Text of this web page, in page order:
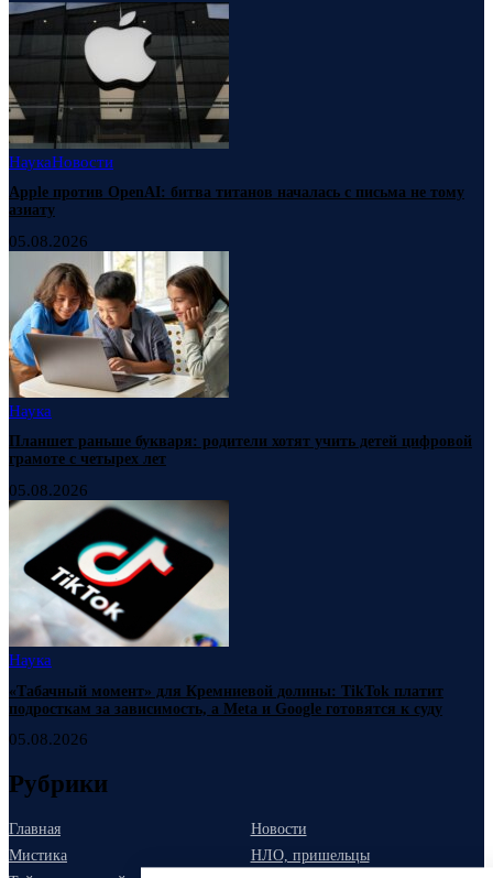
НаукаНовости
Apple против OpenAI: битва титанов началась с письма не тому
азиату
05.08.2026
Наука
Планшет раньше букваря: родители хотят учить детей цифровой
грамоте с четырех лет
05.08.2026
Наука
«Табачный момент» для Кремниевой долины: TikTok платит
подросткам за зависимость, а Meta и Google готовятся к суду
05.08.2026
Рубрики
Главная
Новости
Мистика
НЛО, пришельцы